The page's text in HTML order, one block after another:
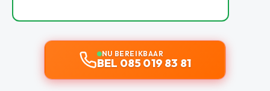
NU BEREIKBAAR
BEL 085 019 83 81